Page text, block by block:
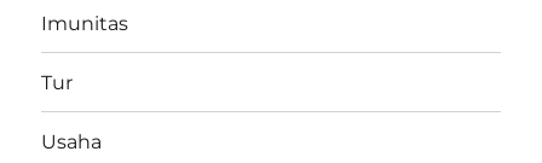
Imunitas
Tur
Usaha